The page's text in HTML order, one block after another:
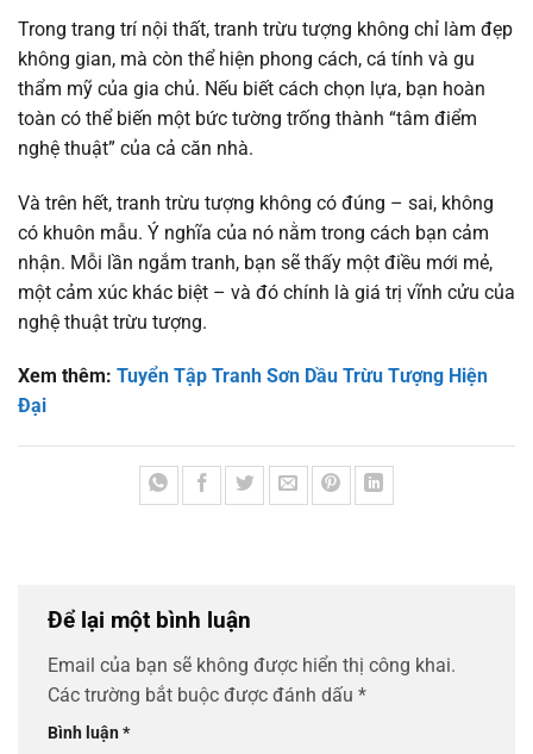
Trong trang trí nội thất, tranh trừu tượng không chỉ làm đẹp
không gian, mà còn thể hiện phong cách, cá tính và gu
thẩm mỹ của gia chủ. Nếu biết cách chọn lựa, bạn hoàn
toàn có thể biến một bức tường trống thành “tâm điểm
nghệ thuật” của cả căn nhà.
Và trên hết, tranh trừu tượng không có đúng – sai, không
có khuôn mẫu. Ý nghĩa của nó nằm trong cách bạn cảm
nhận. Mỗi lần ngắm tranh, bạn sẽ thấy một điều mới mẻ,
một cảm xúc khác biệt – và đó chính là giá trị vĩnh cửu của
nghệ thuật trừu tượng.
Xem thêm: Tuyển Tập Tranh Sơn Dầu Trừu Tượng Hiện
Đại
Để lại một bình luận
Email của bạn sẽ không được hiển thị công khai.
Các trường bắt buộc được đánh dấu *
Bình luận*